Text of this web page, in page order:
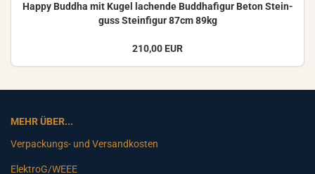
Happy Bud­dha mit Kugel la­chen­de Bud­dha­fi­gur Beton Stein­
guss Stein­fi­gur 87cm 89kg
210,00 EUR
MEHR ÜBER...
Verpackungs- und Versandkosten
ElektroG/WEEE